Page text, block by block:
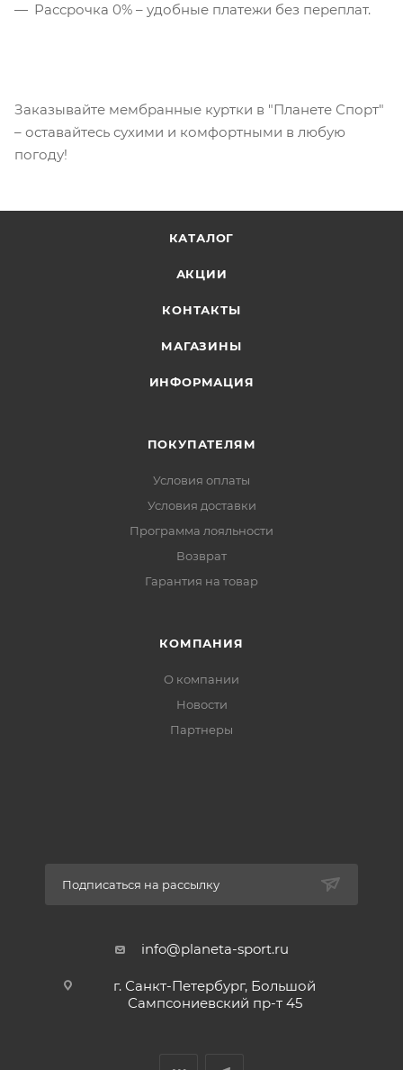
Рассрочка 0% – удобные платежи без переплат.
Заказывайте мембранные куртки в "Планете Спорт"
– оставайтесь сухими и комфортными в любую
погоду!
КАТАЛОГ
АКЦИИ
КОНТАКТЫ
МАГАЗИНЫ
ИНФОРМАЦИЯ
ПОКУПАТЕЛЯМ
Условия оплаты
Условия доставки
Программа лояльности
Возврат
Гарантия на товар
КОМПАНИЯ
О компании
Новости
Партнеры
Подписаться на рассылку
info@planeta-sport.ru
г. Санкт-Петербург, Большой
Сампсониевский пр-т 45